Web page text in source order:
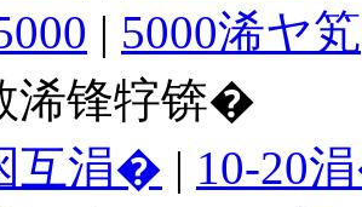
| 5000浠ヤ笂
浠锋牸锛�
互涓� | 10-20